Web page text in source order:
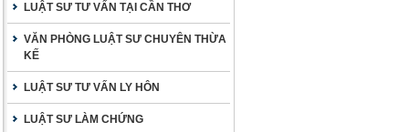
LUẬT SƯ TƯ VẤN TẠI CẦN THƠ
VĂN PHÒNG LUẬT SƯ CHUYÊN THỪA
KẾ
LUẬT SƯ TƯ VẤN LY HÔN
LUẬT SƯ LÀM CHỨNG